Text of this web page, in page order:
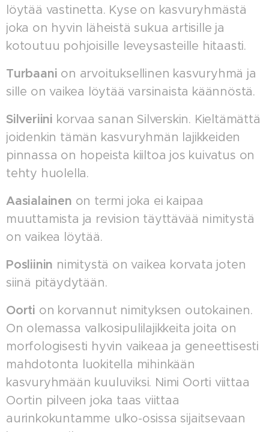
löytää vastinetta. Kyse on kasvuryhmästä
joka on hyvin läheistä sukua artisille ja
kotoutuu pohjoisille leveysasteille hitaasti.
Turbaani on arvoituksellinen kasvuryhmä ja
sille on vaikea löytää varsinaista käännöstä.
Silveriini korvaa sanan Silverskin. Kieltämättä
joidenkin tämän kasvuryhmän lajikkeiden
pinnassa on hopeista kiiltoa jos kuivatus on
tehty huolella.
Aasialainen on termi joka ei kaipaa
muuttamista ja revision täyttävää nimitystä
on vaikea löytää.
Posliinin nimitystä on vaikea korvata joten
siinä pitäydytään.
Oorti on korvannut nimityksen outokainen.
On olemassa valkosipulilajikkeita joita on
morfologisesti hyvin vaikeaa ja geneettisesti
mahdotonta luokitella mihinkään
kasvuryhmään kuuluviksi. Nimi Oorti viittaa
Oortin pilveen joka taas viittaa
aurinkokuntamme ulko-osissa sijaitsevaan